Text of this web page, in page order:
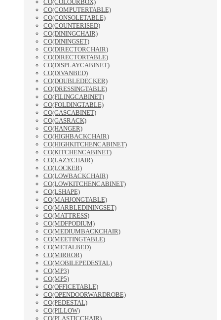
CO(COLOURBOX)
CO(COMPUTERTABLE)
CO(CONSOLETABLE)
CO(COUNTERISED)
CO(DININGCHAIR)
CO(DININGSET)
CO(DIRECTORCHAIR)
CO(DIRECTORTABLE)
CO(DISPLAYCABINET)
CO(DIVANBED)
CO(DOUBLEDECKER)
CO(DRESSINGTABLE)
CO(FILINGCABINET)
CO(FOLDINGTABLE)
CO(GASCABINET)
CO(GASRACK)
CO(HANGER)
CO(HIGHBACKCHAIR)
CO(HIGHKITCHENCABINET)
CO(KITCHENCABINET)
CO(LAZYCHAIR)
CO(LOCKER)
CO(LOWBACKCHAIR)
CO(LOWKITCHENCABINET)
CO(LSHAPE)
CO(MAHJONGTABLE)
CO(MARBLEDININGSET)
CO(MATTRESS)
CO(MDFPODIUM)
CO(MEDIUMBACKCHAIR)
CO(MEETINGTABLE)
CO(METALBED)
CO(MIRROR)
CO(MOBILEPEDESTAL)
CO(MP3)
CO(MP5)
CO(OFFICETABLE)
CO(OPENDOORWARDROBE)
CO(PEDESTAL)
CO(PILLOW)
CO(PLASTICCHAIR)